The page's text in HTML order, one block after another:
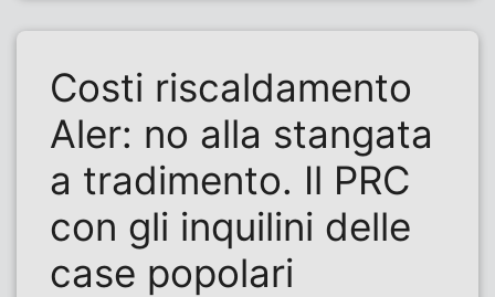
Costi riscaldamento
Aler: no alla stangata
a tradimento. Il PRC
con gli inquilini delle
case popolari